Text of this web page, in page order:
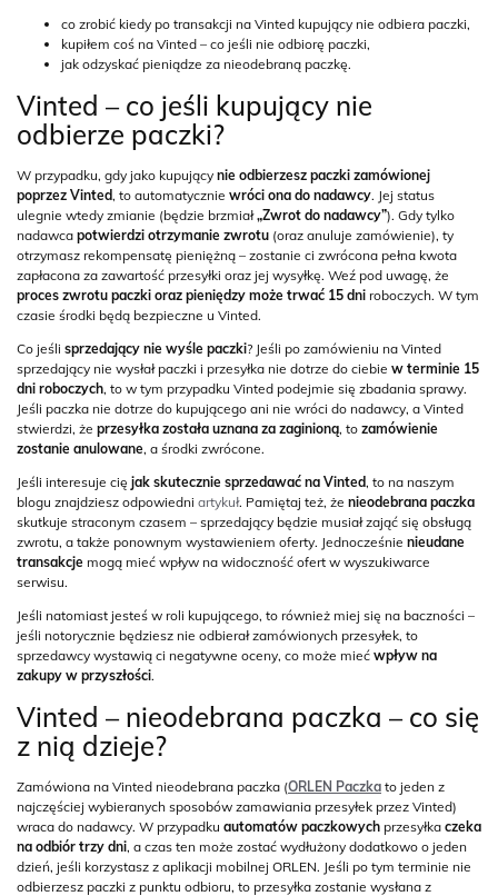
co zrobić kiedy po transakcji na Vinted kupujący nie odbiera paczki,
kupiłem coś na Vinted – co jeśli nie odbiorę paczki,
jak odzyskać pieniądze za nieodebraną paczkę.
Vinted – co jeśli kupujący nie
odbierze paczki?
W przypadku, gdy jako kupujący nie odbierzesz paczki zamówionej
poprzez Vinted, to automatycznie wróci ona do nadawcy. Jej status
ulegnie wtedy zmianie (będzie brzmiał„Zwrot do nadawcy”). Gdy tylko
nadawca potwierdzi otrzymanie zwrotu (oraz anuluje zamówienie), ty
otrzymasz rekompensatę pieniężną – zostanie ci zwrócona pełna kwota
zapłacona za zawartość przesyłki oraz jej wysyłkę. Weź pod uwagę, że
proces zwrotu paczki oraz pieniędzy może trwać 15 dni roboczych. W tym
czasie środki będą bezpieczne u Vinted.
Co jeśli sprzedający nie wyśle paczki? Jeśli po zamówieniu na Vinted
sprzedający nie wysłał paczki i przesyłka nie dotrze do ciebie w terminie 15
dni roboczych, to w tym przypadku Vinted podejmie się zbadania sprawy.
Jeśli paczka nie dotrze do kupującego ani nie wróci do nadawcy, a Vinted
stwierdzi, że przesyłka została uznana za zaginioną, to zamówienie
zostanie anulowane, a środki zwrócone.
Jeśli interesuje cię jak skutecznie sprzedawać na Vinted, to na naszym
blogu znajdziesz odpowiedni artykuł. Pamiętaj też, że nieodebrana paczka
skutkuje straconym czasem – sprzedający będzie musiał zająć się obsługą
zwrotu, a także ponownym wystawieniem oferty. Jednocześnie nieudane
transakcje mogą mieć wpływ na widoczność ofert w wyszukiwarce
serwisu.
Jeśli natomiast jesteś w roli kupującego, to również miej się na baczności –
jeśli notorycznie będziesz nie odbierał zamówionych przesyłek, to
sprzedawcy wystawią ci negatywne oceny, co może mieć wpływ na
zakupy w przyszłości.
Vinted – nieodebrana paczka – co się
z nią dzieje?
Zamówiona na Vinted nieodebrana paczka (ORLEN Paczka to jeden z
najczęściej wybieranych sposobów zamawiania przesyłek przez Vinted)
wraca do nadawcy. W przypadku automatów paczkowych przesyłka czeka
na odbiór trzy dni, a czas ten może zostać wydłużony dodatkowo o jeden
dzień, jeśli korzystasz z aplikacji mobilnej ORLEN. Jeśli po tym terminie nie
odbierzesz paczki z punktu odbioru, to przesyłka zostanie wysłana z